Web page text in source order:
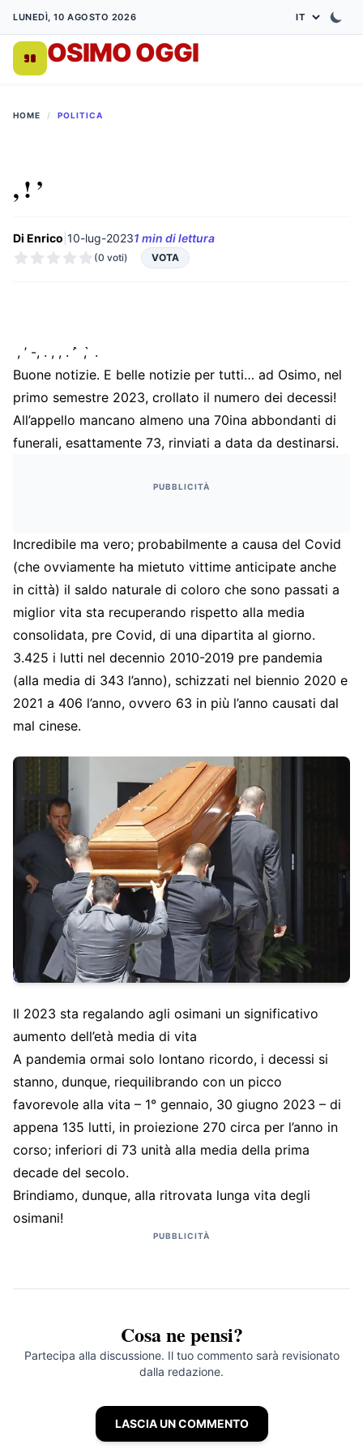
LUNEDÌ, 10 AGOSTO 2026
OSIMO OGGI
HOME / POLITICA
, ! ’
Di Enrico 10-lug-20231 min di lettura
(0 voti) VOTA
̀ , ’ -, . , , . ’ ̀ , ̀ .
Buone notizie. E belle notizie per tutti… ad Osimo, nel
primo semestre 2023, crollato il numero dei decessi!
All’appello mancano almeno una 70ina abbondanti di
funerali, esattamente 73, rinviati a data da destinarsi.
PUBBLICITÀ
Incredibile ma vero; probabilmente a causa del Covid
(che ovviamente ha mietuto vittime anticipate anche
in città) il saldo naturale di coloro che sono passati a
miglior vita sta recuperando rispetto alla media
consolidata, pre Covid, di una dipartita al giorno.
3.425 i lutti nel decennio 2010-2019 pre pandemia
(alla media di 343 l’anno), schizzati nel biennio 2020 e
2021 a 406 l’anno, ovvero 63 in più l’anno causati dal
mal cinese.
Il 2023 sta regalando agli osimani un significativo
aumento dell’età media di vita
A pandemia ormai solo lontano ricordo, i decessi si
stanno, dunque, riequilibrando con un picco
favorevole alla vita – 1° gennaio, 30 giugno 2023 – di
appena 135 lutti, in proiezione 270 circa per l’anno in
corso; inferiori di 73 unità alla media della prima
decade del secolo.
Brindiamo, dunque, alla ritrovata lunga vita degli
osimani!
PUBBLICITÀ
Cosa ne pensi?
Partecipa alla discussione. Il tuo commento sarà revisionato
dalla redazione.
LASCIA UN COMMENTO